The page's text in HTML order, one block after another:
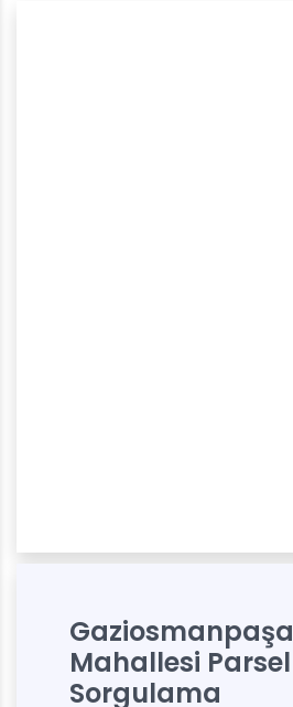
Gaziosmanpaşa
Mahallesi Parsel
Sorgulama